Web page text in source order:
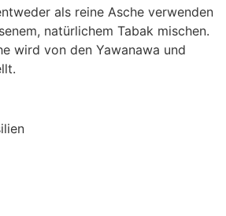
als reine Asche verwenden
natürlichem Tabak mischen.
wird von den Yawanawa und